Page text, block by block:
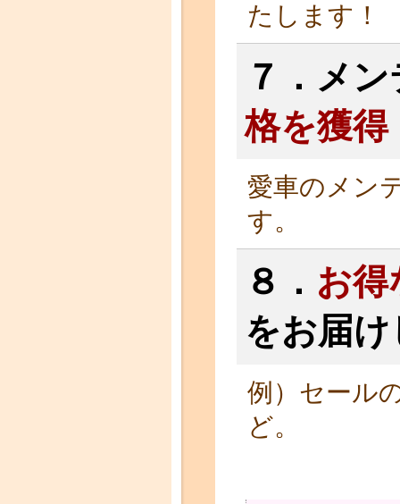
たします！
７．メ
格を獲得
愛車のメン
す。
８． お得
をお届
例）セール
ど。